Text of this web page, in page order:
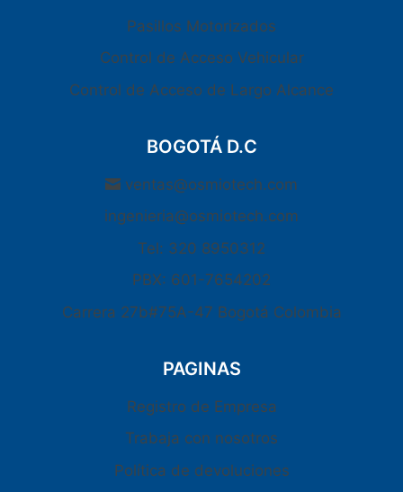
Pasillos Motorizados
Control de Acceso Vehicular
Control de Acceso de Largo Alcance
BOGOTÁ D.C
ventas@osmiotech.com
ingenieria@osmiotech.com
Tel: 320 8950312
PBX: 601-7654202
Carrera 27b#75A-47 Bogotá Colombia
PAGINAS
Registro de Empresa
Trabaja con nosotros
Política de devoluciones